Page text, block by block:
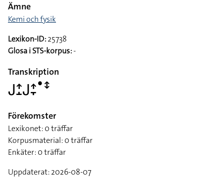
Ämne
Kemi och fysik
Lexikon-ID:25738
Glosa i STS-korpus:-
Transkription
􌤢􌤴􌤸􌤢􌤴􌥙􌤟􌥥
Förekomster
Lexikonet: 0 träffar
Korpusmaterial: 0 träffar
Enkäter: 0 träffar
Uppdaterat: 2026-08-07